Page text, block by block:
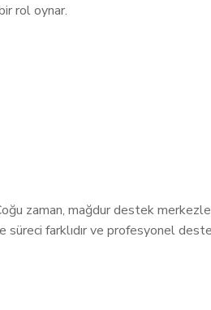
rol oynar.
zaman, mağdur destek
farklıdır ve profesyonel